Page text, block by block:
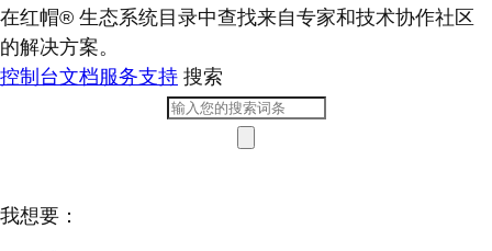
在红帽® 生态系统目录中查找来自专家和技术协作社区
的解决方案。
控制台文档服务支持 搜索
我想要：